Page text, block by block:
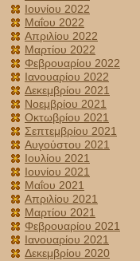
Ιουνίου 2022
Μαΐου 2022
Απριλίου 2022
Μαρτίου 2022
Φεβρουαρίου 2022
Ιανουαρίου 2022
Δεκεμβρίου 2021
Νοεμβρίου 2021
Οκτωβρίου 2021
Σεπτεμβρίου 2021
Αυγούστου 2021
Ιουλίου 2021
Ιουνίου 2021
Μαΐου 2021
Απριλίου 2021
Μαρτίου 2021
Φεβρουαρίου 2021
Ιανουαρίου 2021
Δεκεμβρίου 2020